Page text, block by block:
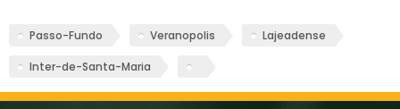
Passo-Fundo Veranopolis Lajeadense
Inter-de-Santa-Maria